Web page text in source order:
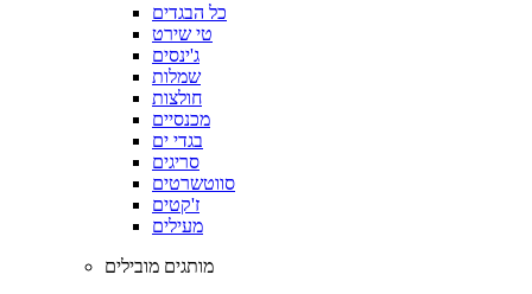
כל הבגדים
טי שירט
ג'ינסים
שמלות
חולצות
מכנסיים
בגדי ים
סריגים
סווטשרטים
ז'קטים
מעילים
מותגים מובילים